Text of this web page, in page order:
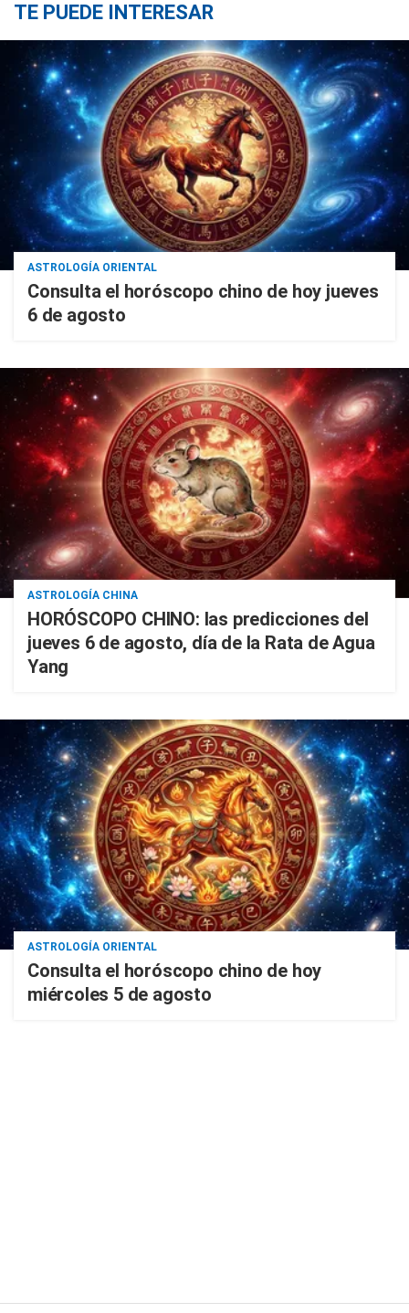
TE PUEDE INTERESAR
ASTROLOGÍA ORIENTAL
Consulta el horóscopo chino de hoy jueves
6 de agosto
ASTROLOGÍA CHINA
HORÓSCOPO CHINO: las predicciones del
jueves 6 de agosto, día de la Rata de Agua
Yang
ASTROLOGÍA ORIENTAL
Consulta el horóscopo chino de hoy
miércoles 5 de agosto